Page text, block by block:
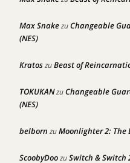
Max SnakezuChangeable
(NES)
KratoszuBeast of
TOKUKANzuChangeable
(NES)
belborn zuMoonlighter 2: The
ScoobyDoozuSwitch & Switch